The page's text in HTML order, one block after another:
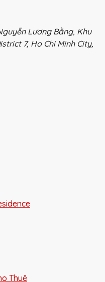
Lương Bằng, Khu
7, Ho Chi Minh City,